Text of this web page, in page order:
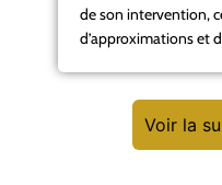
de son intervention,
d’approximations et
Voir la